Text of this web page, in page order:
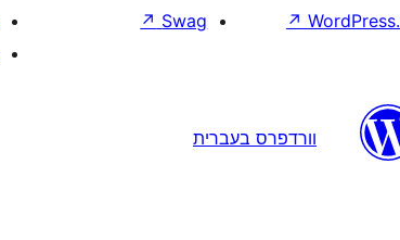
↗
Swag
↗
וורדפרס בעברית